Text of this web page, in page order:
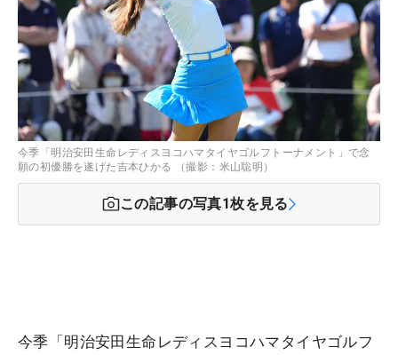
今季「明治安田生命レディスヨコハマタイヤゴルフトーナメント」で念
願の初優勝を遂げた吉本ひかる （撮影：米山聡明）
この記事の写真1枚を見る
今季「明治安田生命レディスヨコハマタイヤゴルフ